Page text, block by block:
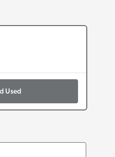
Used